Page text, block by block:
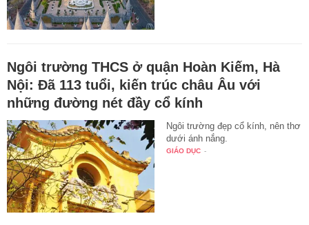
Ngôi trường THCS ở quận Hoàn Kiếm, Hà
Nội: Đã 113 tuổi, kiến trúc châu Âu với
những đường nét đầy cổ kính
Ngôi trường đẹp cổ kính, nên thơ
dưới ánh nắng.
GIÁO DỤC -